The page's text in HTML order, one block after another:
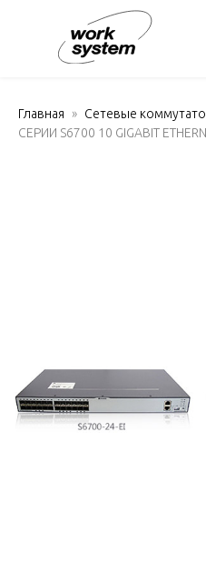
Главная Сетевые
СЕРИИ S6700 10 GIGABIT